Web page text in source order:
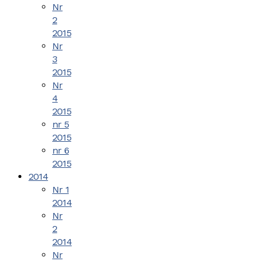
Nr
2
2015
Nr
3
2015
Nr
4
2015
nr 5
2015
nr 6
2015
2014
Nr 1
2014
Nr
2
2014
Nr